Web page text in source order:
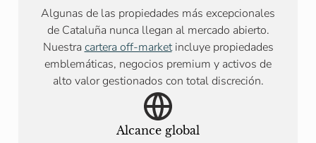
Algunas de las propiedades más excepcionales
de Cataluña nunca llegan al mercado abierto.
Nuestra cartera off-marketincluye propiedades
emblemáticas, negocios premium y activos de
alto valor gestionados con total discreción.
Alcance global